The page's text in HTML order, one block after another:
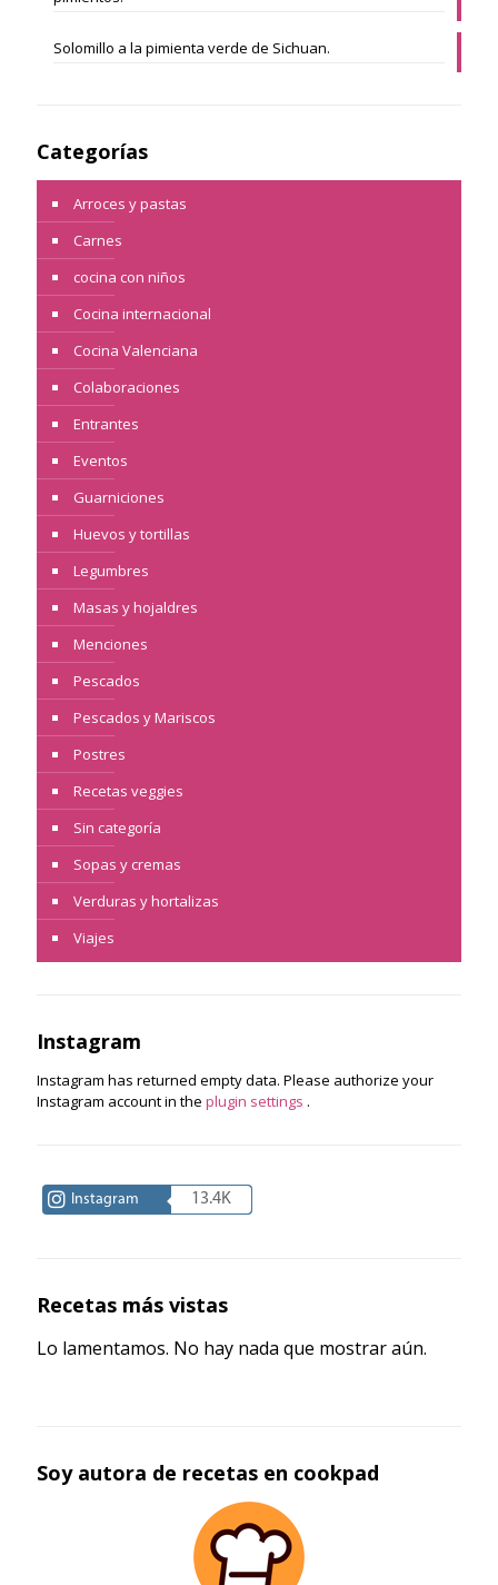
Solomillo a la pimienta verde de Sichuan.
Categorías
Arroces y pastas
Carnes
cocina con niños
Cocina internacional
Cocina Valenciana
Colaboraciones
Entrantes
Eventos
Guarniciones
Huevos y tortillas
Legumbres
Masas y hojaldres
Menciones
Pescados
Pescados y Mariscos
Postres
Recetas veggies
Sin categoría
Sopas y cremas
Verduras y hortalizas
Viajes
Instagram
Instagram has returned empty data. Please authorize your
Instagram account in the plugin settings .
Instagram 13.4K
Recetas más vistas
Lo lamentamos. No hay nada que mostrar aún.
Soy autora de recetas en cookpad